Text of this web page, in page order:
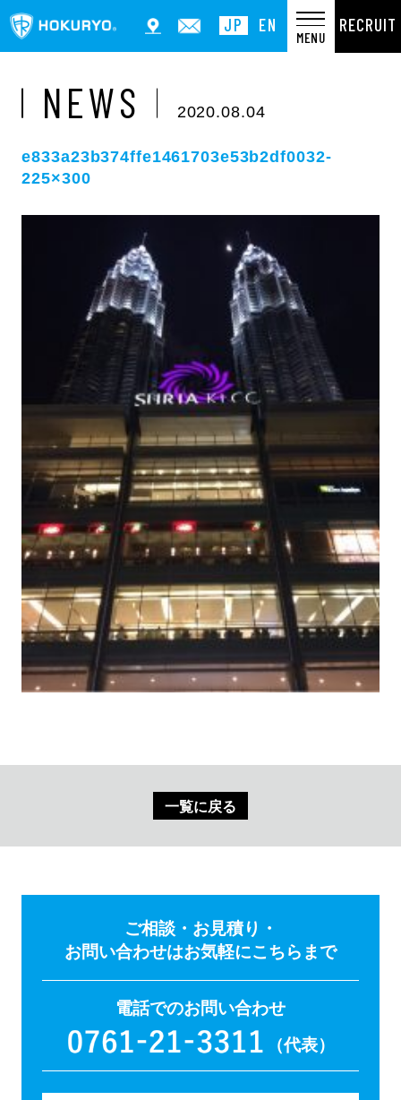
JP EN
MENU
RECRUIT
NEWS 2020.08.04
e833a23b374ffe1461703e53b2df0032-
225×300
一覧に戻る
ご相談・お見積り・
お問い合わせはお気軽にこちらまで
電話でのお問い合わせ
（代表）